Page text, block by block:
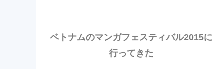
ベトナムのマンガフェスティバル2015に
行ってきた